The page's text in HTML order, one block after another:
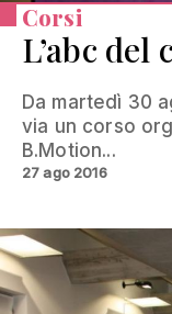
Corsi
L’abc
Da martedì 30
via un corso
B.Motion...
27 ago 2016